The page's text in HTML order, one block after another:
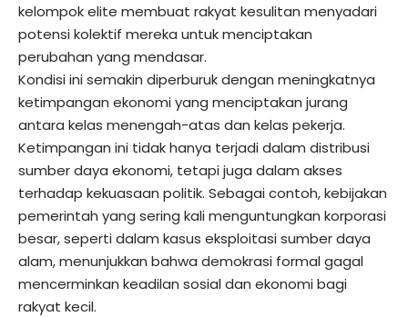
kelompok elite membuat rakyat kesulitan menyadari
potensi kolektif mereka untuk menciptakan
perubahan yang mendasar.
Kondisi ini semakin diperburuk dengan meningkatnya
ketimpangan ekonomi yang menciptakan jurang
antara kelas menengah-atas dan kelas pekerja.
Ketimpangan ini tidak hanya terjadi dalam distribusi
sumber daya ekonomi, tetapi juga dalam akses
terhadap kekuasaan politik. Sebagai contoh, kebijakan
pemerintah yang sering kali menguntungkan korporasi
besar, seperti dalam kasus eksploitasi sumber daya
alam, menunjukkan bahwa demokrasi formal gagal
mencerminkan keadilan sosial dan ekonomi bagi
rakyat kecil.